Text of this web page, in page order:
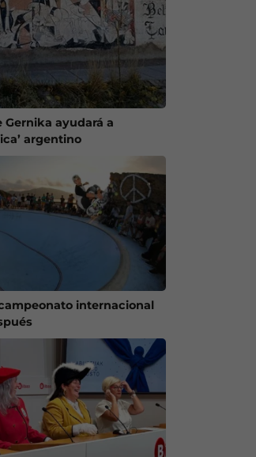
ayudará a
argentino
internacional